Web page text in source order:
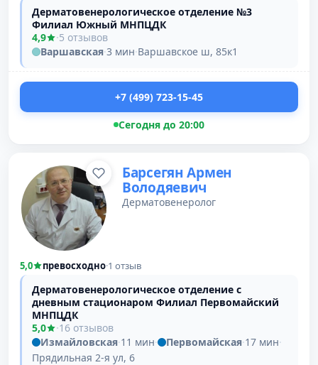
Дерматовенерологическое отделение №3
Филиал Южный МНПЦДК
4,9
·5 отзывов
Варшавская·3 мин·Варшавское ш, 85к1
+7 (499) 723-15-45
Сегодня до 20:00
Барсегян Армен
Володяевич
Дерматовенеролог
5,0 превосходно·1 отзыв
Дерматовенерологическое отделение с
дневным стационаром Филиал Первомайский
МНПЦДК
5,0
·16 отзывов
Измайловская·11 мин· Первомайская·17 мин·
Прядильная 2-я ул, 6